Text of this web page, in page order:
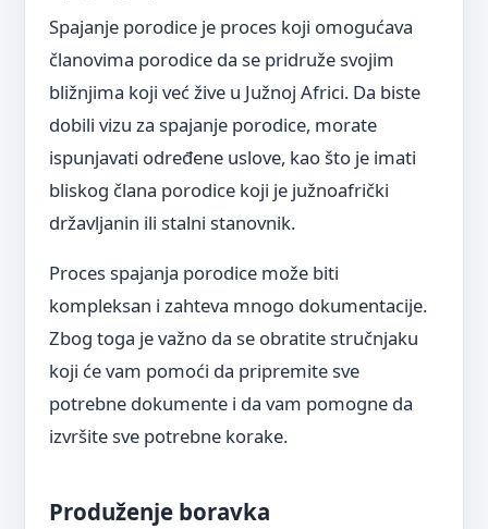
Spajanje porodice je proces koji omogućava
članovima porodice da se pridruže svojim
bližnjima koji već žive u Južnoj Africi. Da biste
dobili vizu za spajanje porodice, morate
ispunjavati određene uslove, kao što je imati
bliskog člana porodice koji je južnoafrički
državljanin ili stalni stanovnik.
Proces spajanja porodice može biti
kompleksan i zahteva mnogo dokumentacije.
Zbog toga je važno da se obratite stručnjaku
koji će vam pomoći da pripremite sve
potrebne dokumente i da vam pomogne da
izvršite sve potrebne korake.
Produženje boravka